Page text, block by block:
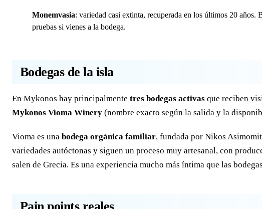
Monemvasia: variedad casi extinta, recuperada en los últimos 20
pruebas si vienes a la bodega.
Bodegas de la isla
En Mykonos hay principalmente tres bodegas activas que reciben
Mykonos Vioma Winery (nombre exacto según la salida y la
Vioma es una bodega orgánica familiar, fundada por Nikos
variedades autóctonas y siguen un proceso muy artesanal, con
salen de Grecia. Es una experiencia mucho más íntima que las